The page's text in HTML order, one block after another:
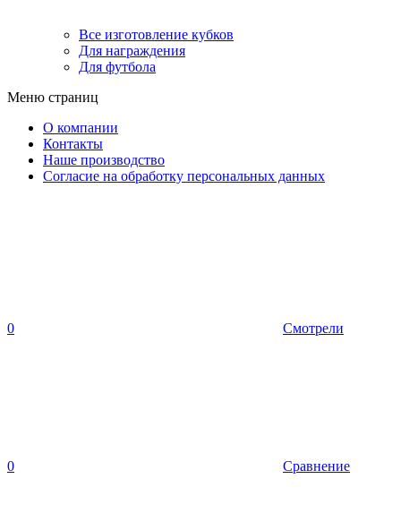
Все изготовление кубков
Для награждения
Для футбола
Меню страниц
О компании
Контакты
Наше производство
Согласие на обработку персональных данных
0 Смотрели
0 Сравнение